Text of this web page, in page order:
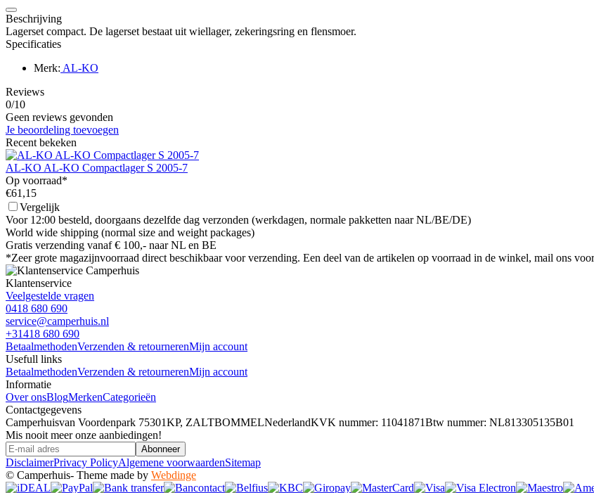
Beschrijving
Lagerset compact. De lagerset bestaat uit wiellager, zekeringsring en flensmoer.
Specificaties
Merk: AL-KO
Reviews
0/10
Geen reviews gevonden
Je beoordeling toevoegen
Recent bekeken
AL-KO AL-KO Compactlager S 2005-7
Op voorraad*
€61,15
Vergelijk
Voor 12:00 besteld, doorgaans dezelfde dag verzonden (werkdagen, normale pakketten naar NL/BE/DE)
World wide shipping (normal size and weight packages)
Gratis verzending vanaf € 100,- naar NL en BE
*Zeer grote magazijnvoorraad direct beschikbaar voor verzending. Een deel van de artikelen op voorraad in de winkel, mail ons
Klantenservice
Veelgestelde vragen
0418 680 690
service@camperhuis.nl
+31418 680 690
BetaalmethodenVerzenden & retournerenMijn account
Usefull links
BetaalmethodenVerzenden & retournerenMijn account
Informatie
Over onsBlogMerkenCategorieën
Contactgegevens
Camperhuisvan Voordenpark 75301KP, ZALTBOMMELNederlandKVK nummer: 11041871Btw nummer: NL813305135B01
Mis nooit meer onze aanbiedingen!
Abonneer
DisclaimerPrivacy PolicyAlgemene voorwaardenSitemap
© Camperhuis- Theme made by Webdinge